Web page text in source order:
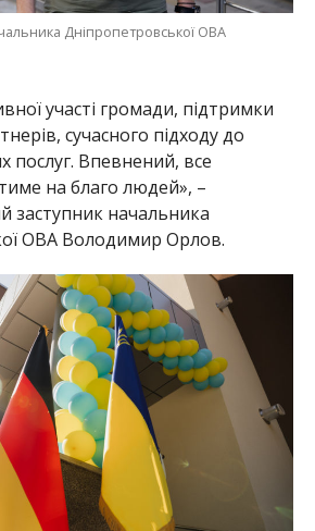
участі громади, підтримки
сучасного підходу до
на благо людей», –
заступник начальника
ОВА Володимир Орлов.